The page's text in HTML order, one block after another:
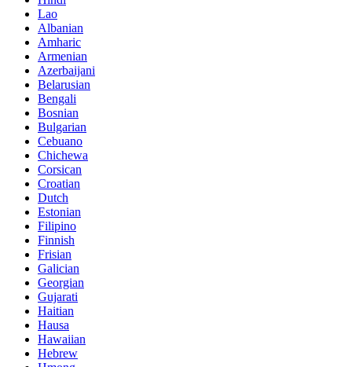
Lao
Albanian
Amharic
Armenian
Azerbaijani
Belarusian
Bengali
Bosnian
Bulgarian
Cebuano
Chichewa
Corsican
Croatian
Dutch
Estonian
Filipino
Finnish
Frisian
Galician
Georgian
Gujarati
Haitian
Hausa
Hawaiian
Hebrew